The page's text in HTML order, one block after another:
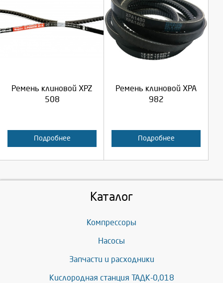
Ремень клиновой XPZ
508
Подробнее
Выберите количество:
Отмена
Ремень клиновой XPA
982
Подробнее
Выберите количество:
Отмена
Каталог
Компрессоры
Насосы
Запчасти и расходники
Кислородная станция ТАДК-0,018